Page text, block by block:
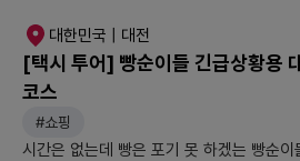
대한민국 | 대전
[택시 투어] 빵순이들 긴급상황용
코스
#쇼핑
시간은 없는데 빵은 포기 못 하겠는 빵순이